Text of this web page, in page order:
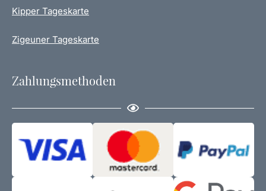
Kipper Tageskarte
Zigeuner Tageskarte
Zahlungsmethoden